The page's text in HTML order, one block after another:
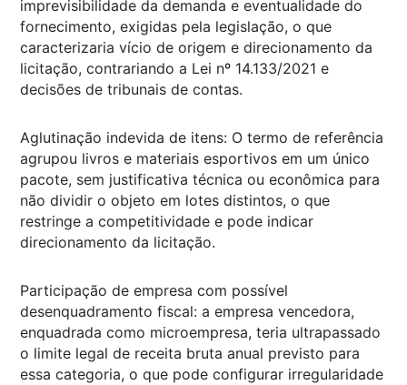
imprevisibilidade da demanda e eventualidade do
fornecimento, exigidas pela legislação, o que
caracterizaria vício de origem e direcionamento da
licitação, contrariando a Lei nº 14.133/2021 e
decisões de tribunais de contas.
Aglutinação indevida de itens: O termo de referência
agrupou livros e materiais esportivos em um único
pacote, sem justificativa técnica ou econômica para
não dividir o objeto em lotes distintos, o que
restringe a competitividade e pode indicar
direcionamento da licitação.
Participação de empresa com possível
desenquadramento fiscal: a empresa vencedora,
enquadrada como microempresa, teria ultrapassado
o limite legal de receita bruta anual previsto para
essa categoria, o que pode configurar irregularidade